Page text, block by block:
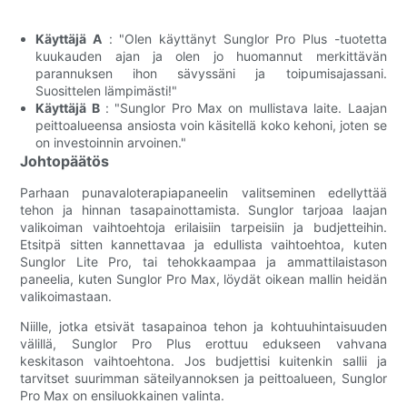
Käyttäjä A: "Olen käyttänyt Sunglor Pro Plus -tuotetta
kuukauden ajan ja olen jo huomannut merkittävän
parannuksen ihon sävyssäni ja toipumisajassani.
Suosittelen lämpimästi!"
Käyttäjä B: "Sunglor Pro Max on mullistava laite. Laajan
peittoalueensa ansiosta voin käsitellä koko kehoni, joten se
on investoinnin arvoinen."
Johtopäätös
Parhaan punavaloterapiapaneelin valitseminen edellyttää
tehon ja hinnan tasapainottamista. Sunglor tarjoaa laajan
valikoiman vaihtoehtoja erilaisiin tarpeisiin ja budjetteihin.
Etsitpä sitten kannettavaa ja edullista vaihtoehtoa, kuten
Sunglor Lite Pro, tai tehokkaampaa ja ammattilaistason
paneelia, kuten Sunglor Pro Max, löydät oikean mallin heidän
valikoimastaan.
Niille, jotka etsivät tasapainoa tehon ja kohtuuhintaisuuden
välillä, Sunglor Pro Plus erottuu edukseen vahvana
keskitason vaihtoehtona. Jos budjettisi kuitenkin sallii ja
tarvitset suurimman säteilyannoksen ja peittoalueen, Sunglor
Pro Max on ensiluokkainen valinta.